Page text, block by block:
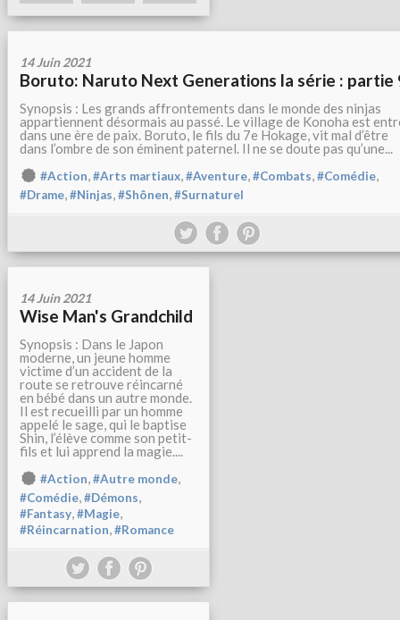
14 Juin 2021
Boruto: Naruto Next Generations la série : partie
Synopsis : Les grands affrontements dans le monde des ninjas
appartiennent désormais au passé. Le village de Konoha est
dans une ère de paix. Boruto, le fils du 7e Hokage, vit mal d’être
dans l’ombre de son éminent paternel. Il ne se doute pas qu’une...
#Action,#Arts martiaux,#Aventure,#Combats,#Comédie,
#Drame,#Ninjas,#Shônen,#Surnaturel
14 Juin 2021
Wise Man's Grandchild
Synopsis : Dans le Japon
moderne, un jeune homme
victime d’un accident de la
route se retrouve réincarné
en bébé dans un autre monde.
Il est recueilli par un homme
appelé le sage, qui le baptise
Shin, l’élève comme son petit-
fils et lui apprend la magie....
#Action,#Autre monde,
#Comédie,#Démons,
#Fantasy,#Magie,
#Réincarnation,#Romance